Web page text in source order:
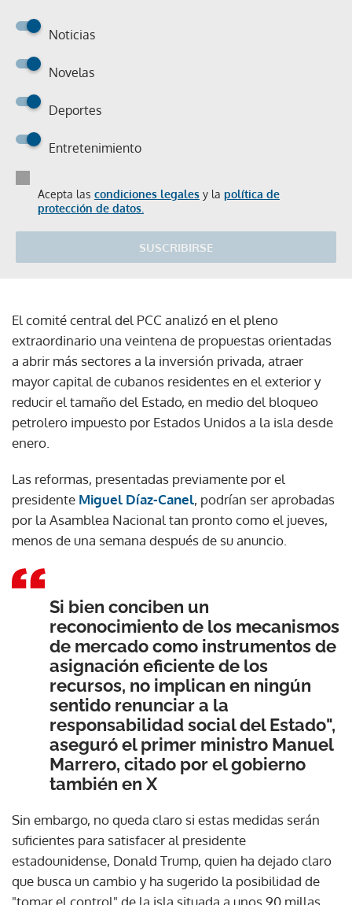
Noticias
Novelas
Deportes
Entretenimiento
Acepta las condiciones legales y la política de
protección de datos.
SUSCRIBIRSE
El comité central del PCC analizó en el pleno
extraordinario una veintena de propuestas orientadas
a abrir más sectores a la inversión privada, atraer
mayor capital de cubanos residentes en el exterior y
reducir el tamaño del Estado, en medio del bloqueo
petrolero impuesto por Estados Unidos a la isla desde
enero.
Las reformas, presentadas previamente por el
presidente Miguel Díaz-Canel, podrían ser aprobadas
por la Asamblea Nacional tan pronto como el jueves,
menos de una semana después de su anuncio.
Si bien conciben un
reconocimiento de los mecanismos
de mercado como instrumentos de
asignación eficiente de los
recursos, no implican en ningún
sentido renunciar a la
responsabilidad social del Estado",
aseguró el primer ministro Manuel
Marrero, citado por el gobierno
también en X
Sin embargo, no queda claro si estas medidas serán
suficientes para satisfacer al presidente
estadounidense, Donald Trump, quien ha dejado claro
que busca un cambio y ha sugerido la posibilidad de
"tomar el control" de la isla situada a unos 90 millas